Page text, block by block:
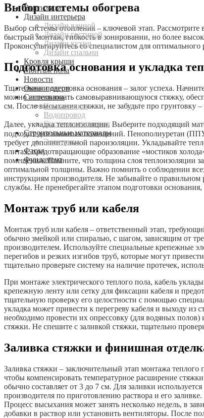
Вентиляция
Дизайн интерьера
Дизайн ванной
Дизайн гостиной
Дизайн кухни
Дизайн спальни
Кровля крыши
Монтаж пола
Новости
Окна и двери
Сантехника
Канализация
Водопровод
Система отопления
Строительные материалы
Электрика
Фасад
Фундамент
Выбор системы обогрева
Выбор системы отопления – ключевой этап.
быстрый монтаж, гибкость в зонировании, но более
Проконсультируйтесь со специалистом для оптимального
Подготовка основания и укладка
Тщательная подготовка основания – залог успеха.
можно использовать самовыравнивающуюся стяжку,
см. После высыхания стяжки, не забудьте про грунтовку
Далее, укладка теплоизоляции. Выберите подходящий
подходит для влажных помещений. Пенополиуретан
требует дополнительной пароизоляции. Укладывайте
плитах, предотвращающие образование «мостиков
помещении. Помните, что толщина слоя теплоизоляции
оптимальной толщины. Важно помнить о соблюдении
инструкциям производителя. Не забывайте о
службы. Не пренебрегайте этапом подготовки
Монтаж труб или кабеля
Монтаж труб или кабеля – ответственный этап,
обычно змейкой или спиралью, с шагом, зависящим от
производителем. Используйте специальные крепежные
перегибов и резких изгибов труб, которые могут
тщательно проверьте систему на наличие протечек,
При монтаже электрического теплого пола, кабель
крепежную ленту или сетку для фиксации кабеля и
тщательную проверку его целостности с помощью
укладка может привести к перегреву кабеля и выходу из
необходимо провести их опрессовку (для водяных
стяжки. Не спешите с заливкой стяжки, тщательно
Заливка стяжки и финишная
Заливка стяжки – заключительный этап монтажа
чтобы компенсировать температурное расширение
обычно составляет от 3 до 7 см. Для заливки
производителя по приготовлению раствора и его
Процесс высыхания может занять несколько недель, в
добавки в раствор или установить вентиляторы. После